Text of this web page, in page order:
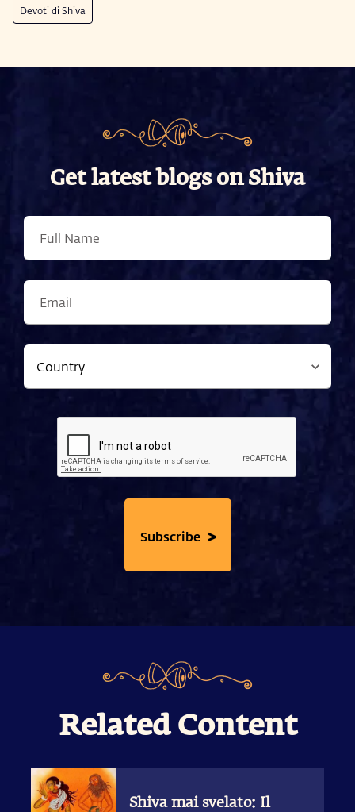
Devoti di Shiva
Get latest blogs on Shiva
Subscribe >
Related Content
Shiva mai svelato: Il